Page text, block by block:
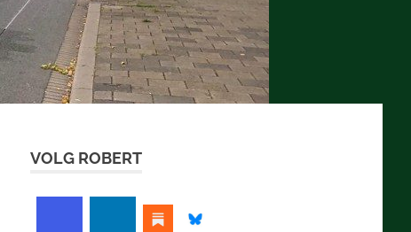
VOLG ROBERT